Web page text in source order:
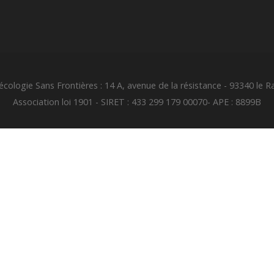
Sans Frontières : 14 A, avenue de la résistance - 93340 le
Association loi 1901 - SIRET : 433 299 179 00070- APE : 8899B